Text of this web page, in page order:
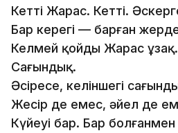
Кетті Жарас. Кетті.
Бар керегі — барған
Келмей қойды Жарас
Сағындық.
Әсіресе, келіншегі
Жесір де емес, әйел де
Күйеуі бар. Бар